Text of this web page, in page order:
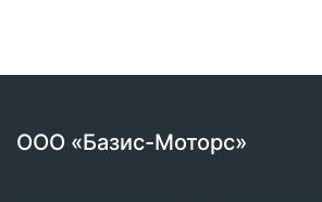
ООО «Базис-Моторс»